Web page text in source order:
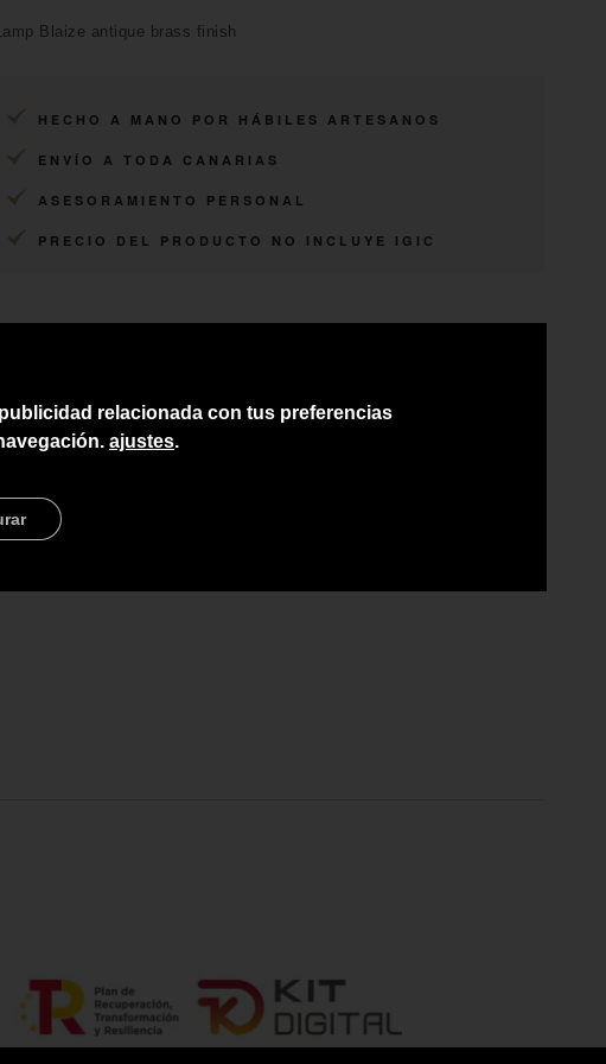
Blaize antique brass finish
HECHO A MANO POR HÁBILES ARTESANOS
ENVÍO A TODA CANARIAS
ASESORAMIENTO PERSONAL
PRECIO DEL PRODUCTO NO INCLUYE IGIC
relacionada con tus preferencias
ajustes.